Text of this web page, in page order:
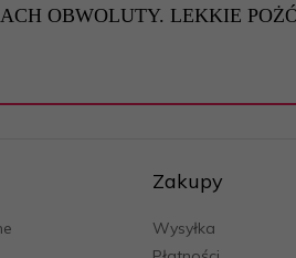
OBWOLUTY. LEKKIE
Zakupy
Wysyłka